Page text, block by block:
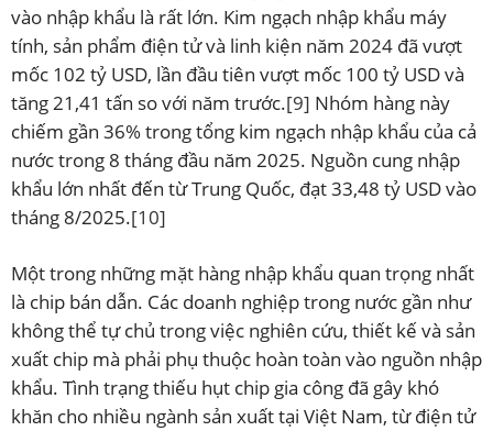
vào nhập khẩu là rất lớn. Kim ngạch nhập khẩu máy
tính, sản phẩm điện tử và linh kiện năm 2024 đã vượt
mốc 102 tỷ USD, lần đầu tiên vượt mốc 100 tỷ USD và
tăng 21,41 tấn so với năm trước.[9] Nhóm hàng này
chiếm gần 36% trong tổng kim ngạch nhập khẩu của cả
nước trong 8 tháng đầu năm 2025. Nguồn cung nhập
khẩu lớn nhất đến từ Trung Quốc, đạt 33,48 tỷ USD vào
tháng 8/2025.[10]
Một trong những mặt hàng nhập khẩu quan trọng nhất
là chip bán dẫn. Các doanh nghiệp trong nước gần như
không thể tự chủ trong việc nghiên cứu, thiết kế và sản
xuất chip mà phải phụ thuộc hoàn toàn vào nguồn nhập
khẩu. Tình trạng thiếu hụt chip gia công đã gây khó
khăn cho nhiều ngành sản xuất tại Việt Nam, từ điện tử